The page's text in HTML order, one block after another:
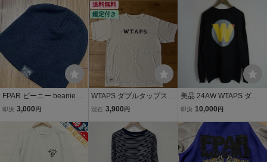
（Lサイズ相当）
プス ジャングルファティ
ーグトラウザース カーゴ
パンツ stock fpar 40%
FPAR ビーニー beanie ダ
ブルタップス wtaps 40% f
即決 3,000 円
送料無料
鑑定付き
WTAPS ダブルタップス
ロゴプリント 半袖Tシャ
カデミー カレッジ
現在 3,900 円
美品 24AW WTAPS ダブ
ルタップス TNNL LS COT
長袖 Tシャツ カットソー
ロンT サイズ02 国内正規
本物 黒 4845Q♪
即決 10,000 円